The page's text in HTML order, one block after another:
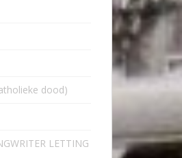
dood)
LETTING